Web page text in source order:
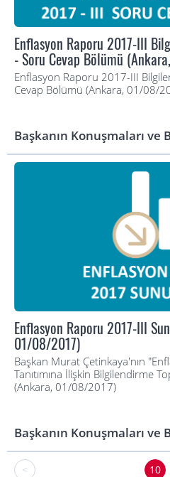
Enflasyon Raporu 2017-III
- Soru Cevap Bölümü
Enflasyon Raporu 2017-III
Cevap Bölümü (Ankara, 01/08/
Başkanın Konuşmaları ve
Enflasyon Raporu 2017-III
01/08/2017)
Başkan Murat Çetinkaya'nın
Tanıtımına İlişkin Bilgilendirme
(Ankara, 01/08/2017)
Başkanın Konuşmaları ve
< 10